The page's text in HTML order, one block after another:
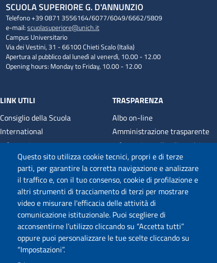
Questo sito utilizza cookie tecnici, propri e di terze
parti, per garantire la corretta navigazione e analizzare
il traffico e, con il tuo consenso, cookie di profilazione e
altri strumenti di tracciamento di terzi per mostrare
video e misurare l'efficacia delle attività di
comunicazione istituzionale. Puoi scegliere di
acconsentirne l’utilizzo cliccando su “Accetta tutti”
oppure puoi personalizzare le tue scelte cliccando su
“Impostazioni”.
SCUOLA SUPERIORE G. D'ANNUNZIO
Telefono +39 0871 3556164/6077/6049/6662/5809
e-mail:scuolasuperiore@unich.it
Campus Universitario
Via dei Vestini, 31 - 66100 Chieti Scalo (Italia)
Apertura al pubblico dal lunedì al venerdì, 10.00 - 12.00
Opening hours: Monday to Friday, 10.00 - 12.00
LINK UTILI
Consiglio della Scuola
International
Informativa
Modulistica
Contatti
UNIFIND
UdALibrary
TRASPARENZA
Albo on-line
Amministrazione trasparente
Informativa sull'utilizzo dei
cookie
Cookie settings
Mappa del sito
Dona il 5 x 1000
Privacy
Wi-Fi di Ateneo